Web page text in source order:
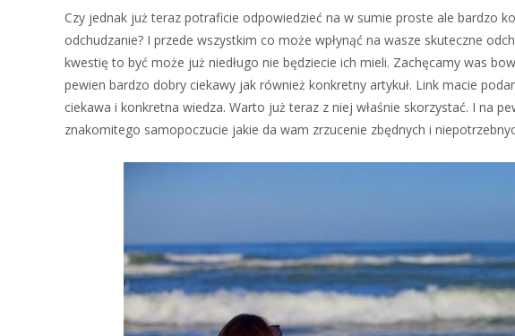
Czy jednak już teraz potraficie odpowiedzieć na w sumie proste ale bardzo
odchudzanie? I przede wszystkim co może wpłynąć na wasze skuteczne
kwestię to być może już niedługo nie będziecie ich mieli. Zachęcamy was
pewien bardzo dobry ciekawy jak również konkretny artykuł. Link macie
ciekawa i konkretna wiedza. Warto już teraz z niej właśnie skorzystać. I na
znakomitego samopoczucie jakie da wam zrzucenie zbędnych i